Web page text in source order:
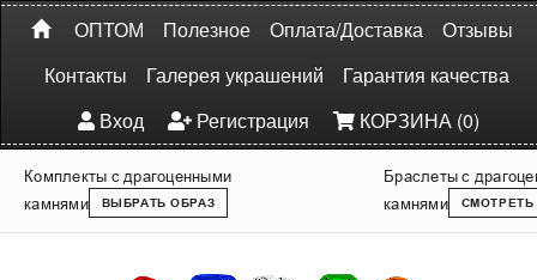
ОПТОМ Полезное Оплата/Доставка
Отзывы
Контакты
Галерея украшений
Гарантия качества
Вход
Регистрация КОРЗИНА (0)
Комплекты с драгоценными
камнями
ВЫБРАТЬ ОБРАЗ
Браслеты с
камнями
СМОТРЕТЬ